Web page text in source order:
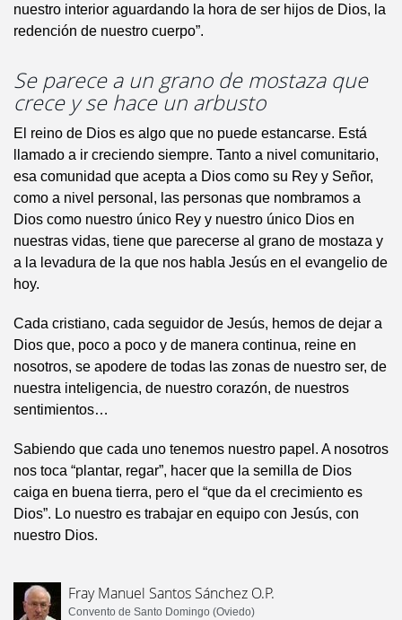
nuestro interior aguardando la hora de ser hijos de Dios, la
redención de nuestro cuerpo”.
Se parece a un grano de mostaza que
crece y se hace un arbusto
El reino de Dios es algo que no puede estancarse. Está
llamado a ir creciendo siempre. Tanto a nivel comunitario,
esa comunidad que acepta a Dios como su Rey y Señor,
como a nivel personal, las personas que nombramos a
Dios como nuestro único Rey y nuestro único Dios en
nuestras vidas, tiene que parecerse al grano de mostaza y
a la levadura de la que nos habla Jesús en el evangelio de
hoy.
Cada cristiano, cada seguidor de Jesús, hemos de dejar a
Dios que, poco a poco y de manera continua, reine en
nosotros, se apodere de todas las zonas de nuestro ser, de
nuestra inteligencia, de nuestro corazón, de nuestros
sentimientos…
Sabiendo que cada uno tenemos nuestro papel. A nosotros
nos toca “plantar, regar”, hacer que la semilla de Dios
caiga en buena tierra, pero el “que da el crecimiento es
Dios”. Lo nuestro es trabajar en equipo con Jesús, con
nuestro Dios.
Fray Manuel Santos Sánchez O.P.
Convento de Santo Domingo (Oviedo)